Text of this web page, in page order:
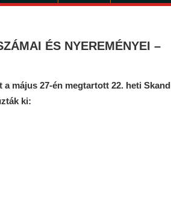
ÉS NYEREMÉNYEI –
május 27-én megtartott 22. heti
ki: